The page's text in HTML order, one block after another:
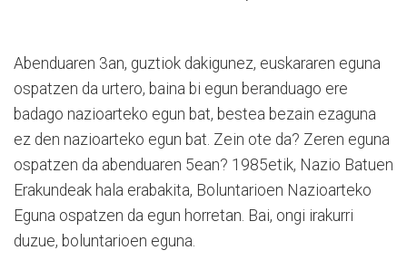
Abenduaren 3an, guztiok dakigunez, euskararen eguna
ospatzen da urtero, baina bi egun beranduago ere
badago nazioarteko egun bat, bestea bezain ezaguna
ez den nazioarteko egun bat. Zein ote da? Zeren eguna
ospatzen da abenduaren 5ean? 1985etik, Nazio Batuen
Erakundeak hala erabakita, Boluntarioen Nazioarteko
Eguna ospatzen da egun horretan. Bai, ongi irakurri
duzue, boluntarioen eguna.